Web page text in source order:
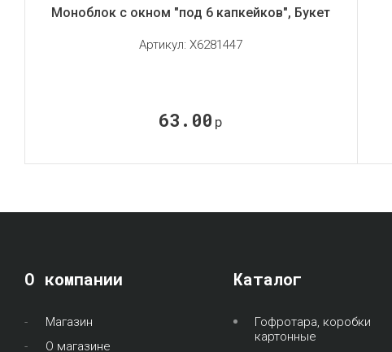
Моноблок с окном "под 6 капкейков", Букет
Артикул: X6281447
63.00 р
О компании
Магазин
О магазине
Каталог
Гофротара, коробки
картонные